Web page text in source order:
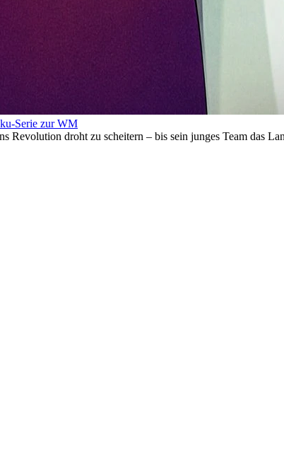
Serie zur WM
Revolution droht zu scheitern – bis sein junges Team das